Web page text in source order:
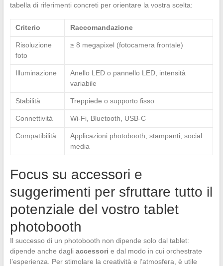
tabella di riferimenti concreti per orientare la vostra scelta:
Criterio Raccomandazione
Risoluzione
foto
≥ 8 megapixel (fotocamera frontale)
Illuminazione
Anello LED o pannello LED, intensità
variabile
Stabilità Treppiede o supporto fisso
Connettività Wi-Fi, Bluetooth, USB-C
Compatibilità
Applicazioni photobooth, stampanti, social
media
Focus su accessori e
suggerimenti per sfruttare tutto il
potenziale del vostro tablet
photobooth
Il successo di un photobooth non dipende solo dal tablet:
dipende anche dagli accessori e dal modo in cui orchestrate
l’esperienza. Per stimolare la creatività e l’atmosfera, è utile